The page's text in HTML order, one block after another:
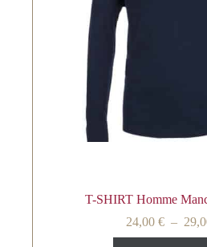
T-SHIRT Homme
24,00€ –